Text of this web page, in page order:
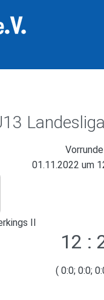
Vorrunde
01.11.2022 um
II
12 :
( 0:0; 0:0;